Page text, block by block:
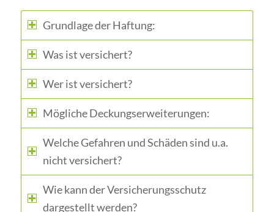
Grundlage der Haftung:
Was ist versichert?
Wer ist versichert?
Mögliche Deckungserweiterungen:
Welche Gefahren und Schäden sind u.a.
nicht versichert?
Wie kann der Versicherungsschutz
dargestellt werden?